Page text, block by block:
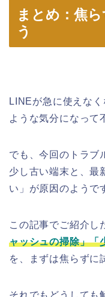
まとめ：焦
う
LINEが急に使えな
ような気分になって
でも、今回のトラブ
少し古い端末と、最
い」が原因のようで
この記事でご紹介し
ャッシュの掃除」「
を、まずは焦らずに